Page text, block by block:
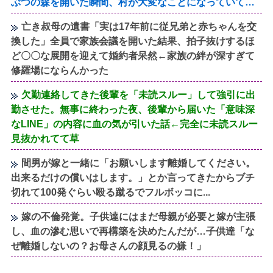
ぶつの森を開いた瞬間、村が大変なことになっていて…
亡き叔母の遺書「実は17年前に従兄弟と赤ちゃんを交
換した」全員で家族会議を開いた結果、拍子抜けするほ
ど〇〇な展開を迎えて婚約者呆然←家族の絆が深すぎて
修羅場にならんかった
欠勤連絡してきた後輩を「未読スルー」して強引に出
勤させた。無事に終わった夜、後輩から届いた「意味深
なLINE」の内容に血の気が引いた話←完全に未読スルー
見抜かれてて草
間男が嫁と一緒に「お願いします離婚してください。
出来るだけの償いはします。」とか言ってきたからブチ
切れて100発ぐらい殴る蹴るでフルボッコに...
嫁の不倫発覚。子供達にはまだ母親が必要と嫁が主張
し、血の滲む思いで再構築を決めたんだが…子供達「な
ぜ離婚しないの？お母さんの顔見るの嫌！」